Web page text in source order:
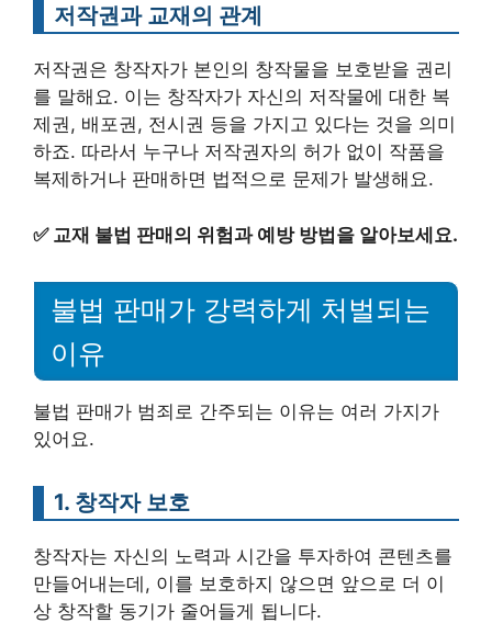
저작권과 교재의 관계
저작권은 창작자가 본인의 창작물을 보호받을 권리
를 말해요. 이는 창작자가 자신의 저작물에 대한 복
제권, 배포권, 전시권 등을 가지고 있다는 것을 의미
하죠. 따라서 누구나 저작권자의 허가 없이 작품을
복제하거나 판매하면 법적으로 문제가 발생해요.
✅ 교재 불법 판매의 위험과 예방 방법을 알아보세요.
불법 판매가 강력하게 처벌되는
이유
불법 판매가 범죄로 간주되는 이유는 여러 가지가
있어요.
1. 창작자 보호
창작자는 자신의 노력과 시간을 투자하여 콘텐츠를
만들어내는데, 이를 보호하지 않으면 앞으로 더 이
상 창작할 동기가 줄어들게 됩니다.